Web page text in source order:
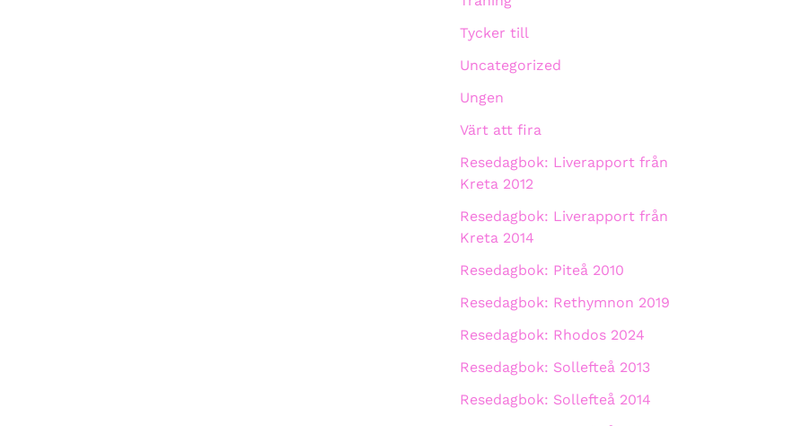
Tycker till
Uncategorized
Ungen
Värt att fira
Resedagbok: Liverapport från
Kreta 2012
Resedagbok: Liverapport från
Kreta 2014
Resedagbok: Piteå 2010
Resedagbok: Rethymnon 2019
Resedagbok: Rhodos 2024
Resedagbok: Sollefteå 2013
Resedagbok: Sollefteå 2014